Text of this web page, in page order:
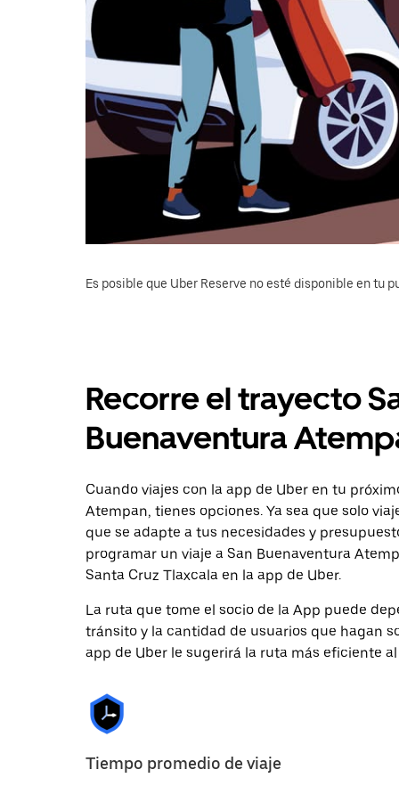
Es posible que Uber Reserve no esté disponible en tu
Recorre el trayecto
Buenaventura
Cuando viajes con la app de Uber en tu
Atempan, tienes opciones. Ya sea que solo
que se adapte a tus necesidades y
programar un viaje a San Buenaventura
Santa Cruz Tlaxcala en la app de Uber.
La ruta que tome el socio de la App puede
tránsito y la cantidad de usuarios que hagan
app de Uber le sugerirá la ruta más eficiente
Tiempo promedio de viaje